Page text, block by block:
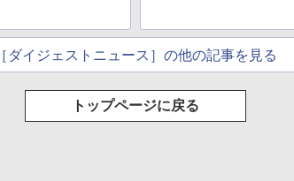
［ダイジェストニュース］の他の記事を見る
トップページに戻る